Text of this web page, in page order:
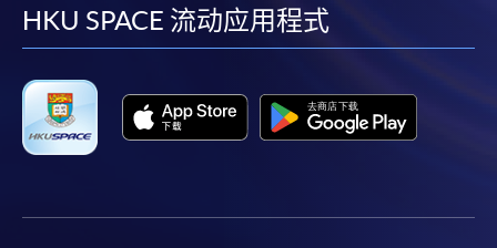
facebook
youtube
linkedin
HKU SPACE 流动应用程式